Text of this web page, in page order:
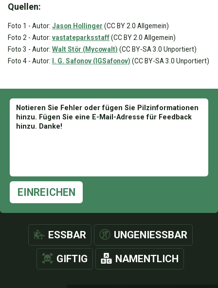
Quellen:
Foto 1 - Autor: Jason Hollinger (CC BY 2.0 Allgemein)
Foto 2 - Autor: vastateparksstaff(CC BY 2.0 Allgemein)
Foto 3 - Autor: Walt Stör (Mycowalt) (CC BY-SA 3.0 Unportiert)
Foto 4 - Autor: I. G. Safonov (IGSafonov) (CC BY-SA 3.0 Unportiert)
EINREICHEN
ESSBAR UNGENIESSBAR
GIFTIG NAMENTLICH